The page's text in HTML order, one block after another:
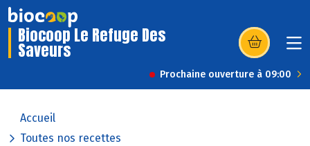
Biocoop Le Refuge Des
Saveurs (s’ouvre dans
Prochaine ouverture à 09:00
Accueil
Toutes nos recettes